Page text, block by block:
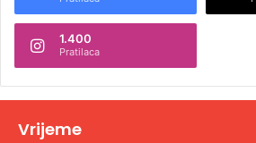
n
t
v
1.400
Pratilaca
Vrijeme